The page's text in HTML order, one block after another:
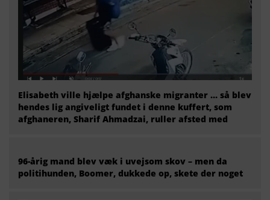
Elisabeth ville hjælpe afghanske migranter … så blev
hendes lig angiveligt fundet i denne kuffert, som
afghaneren, Sharif Ahmadzai, ruller afsted med
96-årig mand blev væk i uvejsom skov – men da
politihunden, Boomer, dukkede op, skete der noget